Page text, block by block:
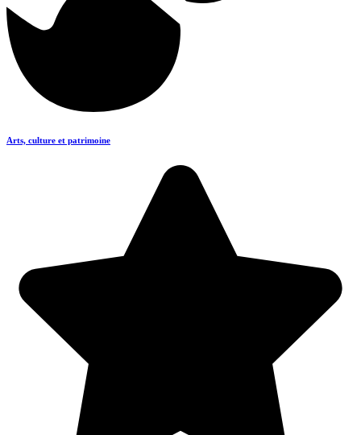
Arts, culture et patrimoine